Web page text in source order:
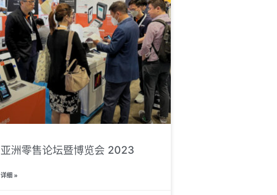
亚洲零售论坛暨博览会 2023
详细 »